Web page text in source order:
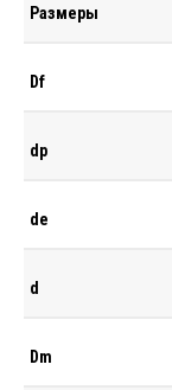
Размеры
Df
dp
de
d
Dm